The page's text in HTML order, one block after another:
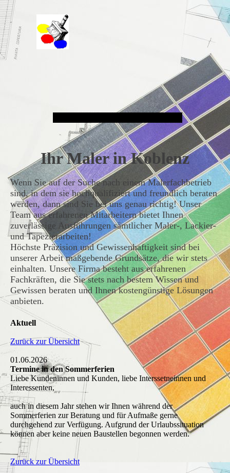
Ihr Maler in Koblenz
Wenn Sie auf der Suche nach einem Malerfachbetrieb
sind, in dem sie hochqualifiziert und freundlich beraten
werden, dann sind Sie bei uns genau richtig! Unser
Team aus erfahrenen Mitarbeitern bietet Ihnen
zuverlässige Ausführungen sämtlicher Maler-, Lackier-
und Tapezierarbeiten!
Höchste Präzision und Gewissenhaftigkeit sind bei
unserer Arbeit maßgebende Grundsätze, die wir stets
einhalten. Unsere Firma besteht aus erfahrenen
Fachkräften, die Sie stets nach bestem Wissen und
Gewissen beraten und Ihnen kostengünstige Lösungen
anbieten.
Aktuell
Zurück zur Übersicht
01.06.2026
Termine in den Sommerferien
Liebe Kundeninnen und Kunden, liebe Interssetneinnen und
Interessenten,
auch in diesem Jahr stehen wir Ihnen während der
Sommerferien zur Beratung und für Aufmaße gerne
durchgehend zur Verfügung. Aufgrund der Urlaubssituation
können aber keine neuen Baustellen begonnen werden.
Zurück zur Übersicht